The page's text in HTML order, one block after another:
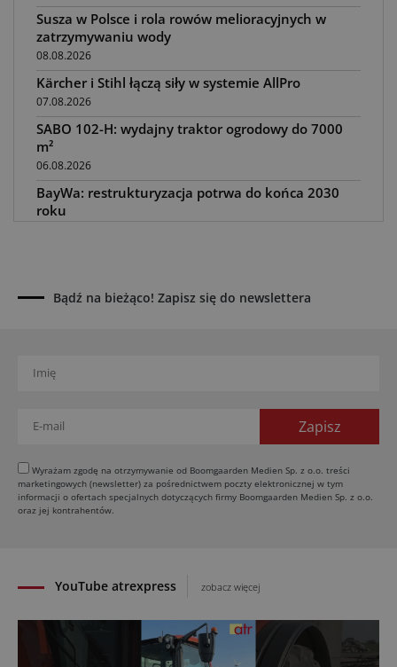
Susza w Polsce i rola rowów melioracyjnych w
zatrzymywaniu wody
08.08.2026
Kärcher i Stihl łączą siły w systemie AllPro
07.08.2026
SABO 102-H: wydajny traktor ogrodowy do 7000
m²
06.08.2026
BayWa: restrukturyzacja potrwa do końca 2030
roku
04.08.2026
03.08.2026
bijakowe
Rzepak hybrydowy: sposób na wyższą rentowność
02.08.2026
Europejski przemysł maszyn rolniczych w recesji
YouTube atrexpress zobacz więcej
Bądź na bieżąco! Zapisz się do newslettera
Wyrażam zgodę na otrzymywanie od Boomgaarden Medien Sp. z o.o. treści
marketingowych (newsletter) za pośrednictwem poczty elektronicznej w tym
informacji o ofertach specjalnych dotyczących firmy Boomgaarden Medien Sp. z o.o.
oraz jej kontrahentów.